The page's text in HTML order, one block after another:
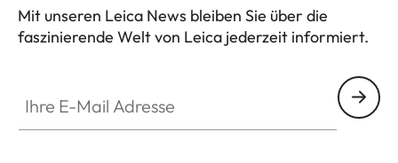
Mit unseren Leica News bleiben Sie über die
faszinierende Welt von Leica jederzeit informiert.